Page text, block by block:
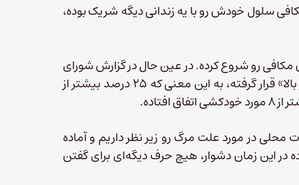
سلول خودش رو با یه زندانی دیگه شریک بوده،
رو شروع کرده. در عین حال در گزارش شورای
اروپا در سال ۲۰۲۰، میزان خودکشی در زندان‌های اسپانیا در رده «بسیار بالا» قرار گرفته، به این معنی که ۲۵ درصد بیشتر از
محلی در مورد علت مرگ رو زیر نظر داریم و آماده
در این زمان دشوار، هیچ حرف دیگه‌ای برای گفتن